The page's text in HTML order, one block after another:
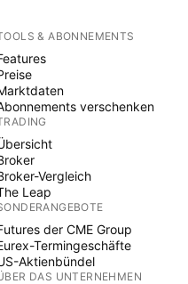
& ABONNEMENTS
verschenken
Vergleich
Leap
der CME Group
Termingeschäfte
Aktienbündel
DAS UNTERNEHMEN